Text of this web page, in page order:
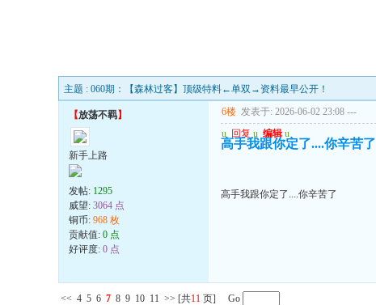
主题 : 060期：【森林过客】顶级特料←单双→资料最早公开！
【放荡不羁】
新手上路
发帖: 1295
威望: 3064 点
铜币: 968 枚
贡献值: 0 点
好评度: 0 点
6楼 发表于: 2026-06-02 23:08 ---
u 回复 u 编辑 u
高手我跟你定了....你辛苦了
高手我跟你定了....你辛苦了
<< 4 5 6 7 8 9 10 11 >> [共11 页] Go